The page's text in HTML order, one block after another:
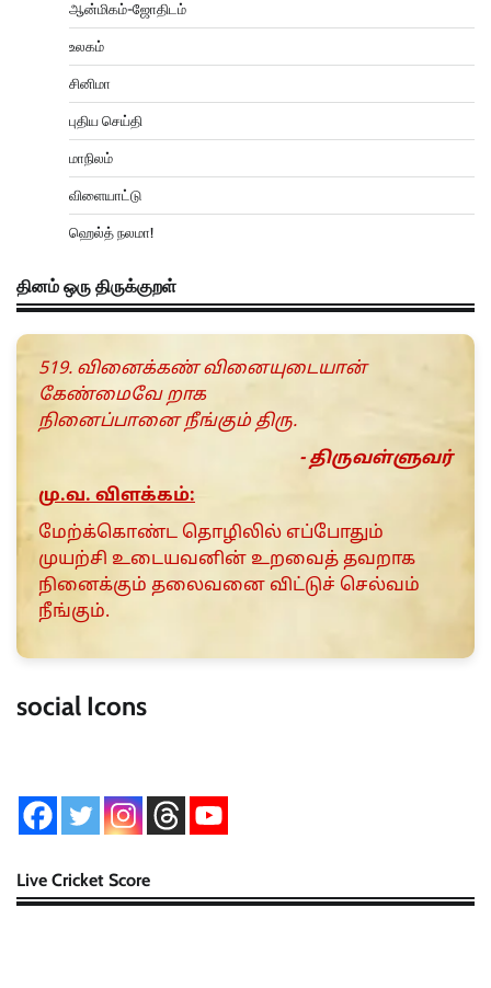
ஆன்மிகம்-ஜோதிடம்
உலகம்
சினிமா
புதிய செய்தி
மாநிலம்
விளையாட்டு
ஹெல்த் நலமா!
தினம் ஒரு திருக்குறள்
519. வினைக்கண் வினையுடையான்
கேண்மைவே றாக
நினைப்பானை நீங்கும் திரு.
- திருவள்ளுவர்
மு.வ. விளக்கம்:
மேற்க்கொண்ட தொழிலில் எப்போதும்
முயற்சி உடையவனின் உறவைத் தவறாக
நினைக்கும் தலைவனை விட்டுச் செல்வம்
நீங்கும்.
social Icons
Live Cricket Score